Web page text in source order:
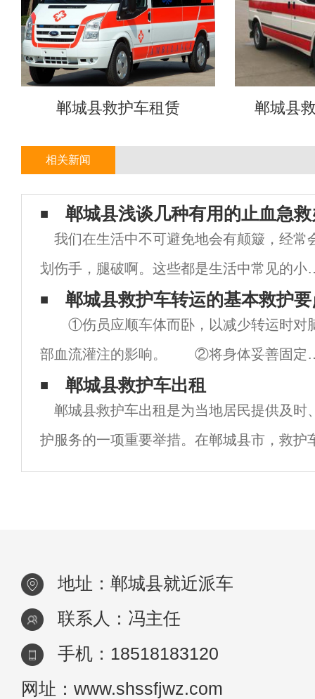
郸城县救护车租赁 郸城县
相关新闻
郸城县浅谈几种有用的止血急
我们在生活中不可避免地会有颠簸，经常
划伤手，腿破啊。这些都是生活中常见的小
事，你可以简单地处理它们，但如果你遇到
大的出血，该怎么办，郸城县999救护车跨
转运告诉你应该做什么紧急措施！1.各种止
的
郸城县救护车转运的基本救护
①伤员应顺车体而卧，以减少转运时对
部血流灌注的影响。 ②将身体妥善固定
平车上，避免剧烈振荡而加重出血和再损
伤。 ③上、下坡时要保持伤员的头高位
避免头部充血。 ④做好重伤员转运途中
发症的
郸城县救护车出租
郸城县救护车出租是为当地居民提供及时
护服务的一项重要举措。在郸城县市，救护
了一项不可或缺的服务，尤其是在紧急情况
地址：郸城县就近派车
联系人：冯主任
手机：18518183120
网址：www.shssfjwz.com